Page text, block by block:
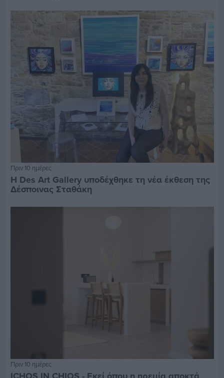
Πριν 10 ημέρες
Η Des Art Gallery υποδέχθηκε τη νέα έκθεση της
Δέσποινας Σταθάκη
Πριν 10 ημέρες